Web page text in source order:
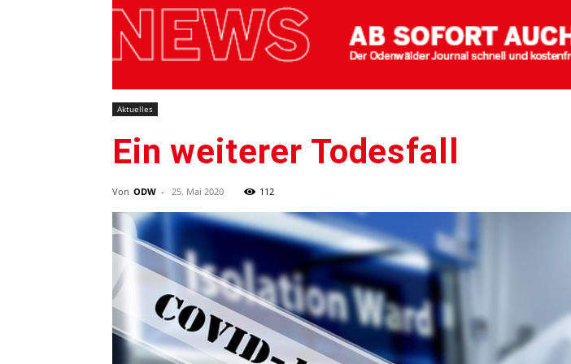
Aktuelles
Ein weiterer Todesfall
Von ODW - 25. Mai 2020 112